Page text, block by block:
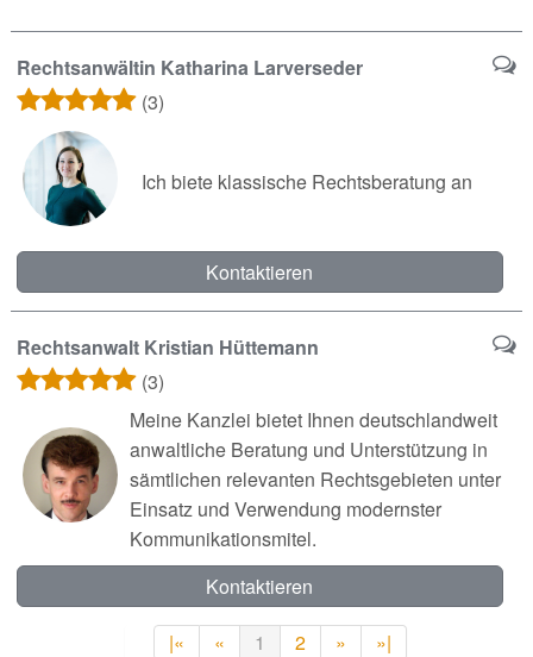
Rechtsanwältin Katharina Larverseder
(3)
Ich biete klassische Rechtsberatung an
Kontaktieren
Rechtsanwalt Kristian Hüttemann
(3)
Meine Kanzlei bietet Ihnen deutschlandweit
anwaltliche Beratung und Unterstützung in
sämtlichen relevanten Rechtsgebieten unter
Einsatz und Verwendung modernster
Kommunikationsmitel.
Kontaktieren
|« « 1 2 » »|